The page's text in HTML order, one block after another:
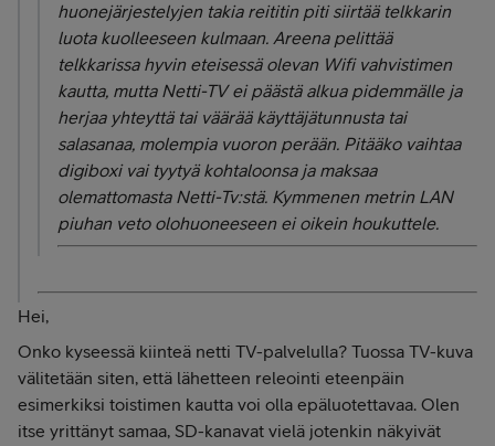
huonejärjestelyjen takia reititin piti siirtää telkkarin
luota kuolleeseen kulmaan. Areena pelittää
telkkarissa hyvin eteisessä olevan Wifi vahvistimen
kautta, mutta Netti-TV ei päästä alkua pidemmälle ja
herjaa yhteyttä tai väärää käyttäjätunnusta tai
salasanaa, molempia vuoron perään. Pitääko vaihtaa
digiboxi vai tyytyä kohtaloonsa ja maksaa
olemattomasta Netti-Tv:stä. Kymmenen metrin LAN
piuhan veto olohuoneeseen ei oikein houkuttele.
Hei,
Onko kyseessä kiinteä netti TV-palvelulla? Tuossa TV-kuva
välitetään siten, että lähetteen releointi eteenpäin
esimerkiksi toistimen kautta voi olla epäluotettavaa. Olen
itse yrittänyt samaa, SD-kanavat vielä jotenkin näkyivät